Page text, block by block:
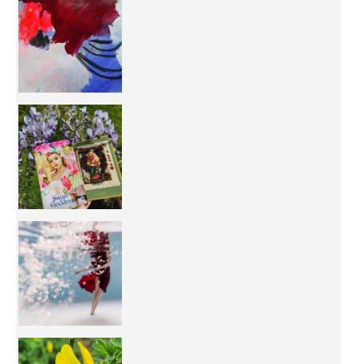
50/50 OR 100/100 ? The day after Ascension, w